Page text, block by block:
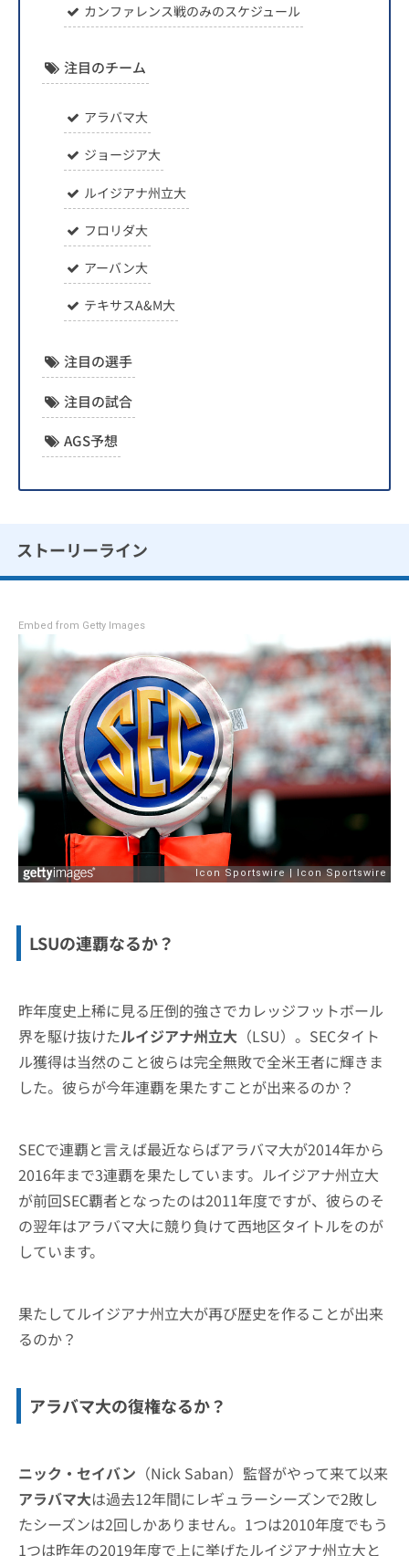
カンファレンス戦のみのスケジュール
注目のチーム
アラバマ大
ジョージア大
ルイジアナ州立大
フロリダ大
アーバン大
テキサスA&M大
注目の選手
注目の試合
AGS予想
ストーリーライン
Embed from Getty Images
LSUの連覇なるか？
昨年度史上稀に見る圧倒的強さでカレッジフットボール
界を駆け抜けたルイジアナ州立大 （LSU）。SECタイト
ル獲得は当然のこと彼らは完全無敗で全米王者に輝きま
した。彼らが今年連覇を果たすことが出来るのか？
SECで連覇と言えば最近ならばアラバマ大が2014年から
2016年まで3連覇を果たしています。ルイジアナ州立大
が前回SEC覇者となったのは2011年度ですが、彼らのそ
の翌年はアラバマ大に競り負けて西地区タイトルをのが
しています。
果たしてルイジアナ州立大が再び歴史を作ることが出来
るのか？
アラバマ大の復権なるか？
ニック・セイバン （Nick Saban）監督がやって来て以来
アラバマ大は過去12年間にレギュラーシーズンで2敗し
たシーズンは2回しかありません。1つは2010年度でもう
1つは昨年の2019年度で上に挙げたルイジアナ州立大と